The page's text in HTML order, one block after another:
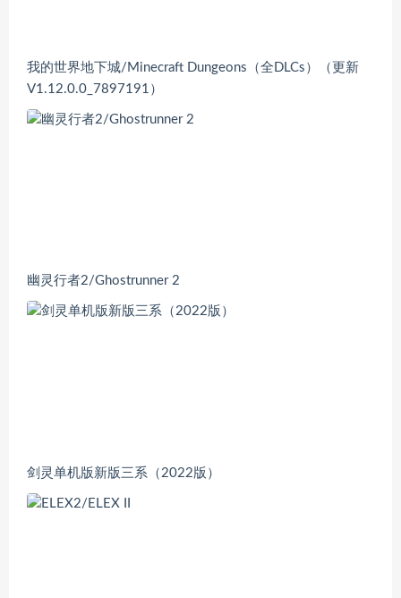
我的世界地下城/Minecraft Dungeons（全DLCs）（更新
V1.12.0.0_7897191）
幽灵行者2/Ghostrunner 2
剑灵单机版新版三系（2022版）